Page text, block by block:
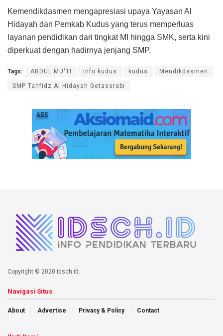
Kemendikdasmen mengapresiasi upaya Yayasan Al
Hidayah dan Pemkab Kudus yang terus memperluas
layanan pendidikan dari tingkat MI hingga SMK, serta kini
diperkuat dengan hadirnya jenjang SMP.
Tags: ABDUL MU'TI info kudus kudus Mendikdasmen
SMP Tahfidz Al Hidayah Getassrabi
Copyright © 2020 idsch.id
Navigasi Situs
About Advertise Privacy & Policy Contact